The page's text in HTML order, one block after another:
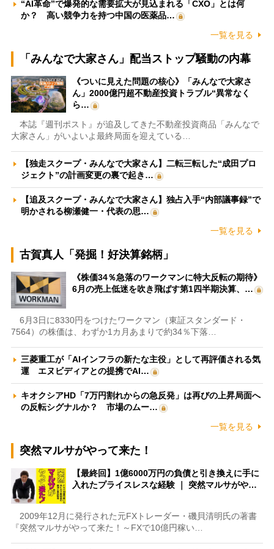
“AI革命”で爆発的な需要拡大が見込まれる「CXO」とは何
か？ 高い競争力を持つ中国の医薬品…
一覧を見る
「みんなで大家さん」配当ストップ騒動の内幕
《ついに見えた問題の核心》「みんなで大家さ
ん」2000億円超不動産投資トラブル“異常なく
ら…
本誌『週刊ポスト』が追及してきた不動産投資商品「みんなで
大家さん」がいよいよ最終局面を迎えている…
【独走スクープ・みんなで大家さん】二転三転した“成田プロ
ジェクト”の計画変更の裏で起き…
【追及スクープ・みんなで大家さん】独占入手“内部議事録”で
明かされる柳瀬健一・代表の思…
一覧を見る
古賀真人「発掘！好決算銘柄」
《株価34％急落のワークマンに特大反転の期待》
6月の売上低迷を吹き飛ばす第1四半期決算、…
6月3日に8330円をつけたワークマン（東証スタンダード・
7564）の株価は、わずか1カ月あまりで約34％下落…
三菱重工が「AIインフラの新たな主役」として再評価される気
運 エヌビディアとの提携でAI…
キオクシアHD「7万円割れからの急反発」は再びの上昇局面へ
の反転シグナルか？ 市場のムー…
一覧を見る
突然マルサがやって来た！
【最終回】1億6000万円の負債と引き換えに手に
入れたプライスレスな経験 ｜ 突然マルサがや…
2009年12月に発行された元FXトレーダー・磯貝清明氏の著書
『突然マルサがやって来た！～FXで10億円稼い…